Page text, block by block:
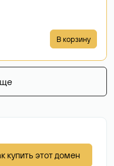
В корзину
купить этот домен